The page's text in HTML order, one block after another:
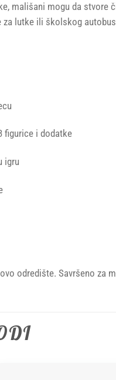
mališani mogu da
lutke ili školskog
figurice i dodatke
igru
odredište. Savršeno za